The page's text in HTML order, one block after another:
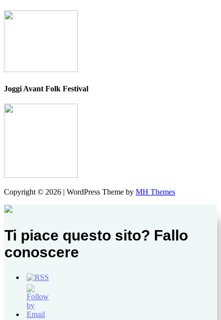
Joggi Avant Folk Festival
Copyright © 2026 | WordPress Theme by MH Themes
Ti piace questo sito? Fallo
conoscere